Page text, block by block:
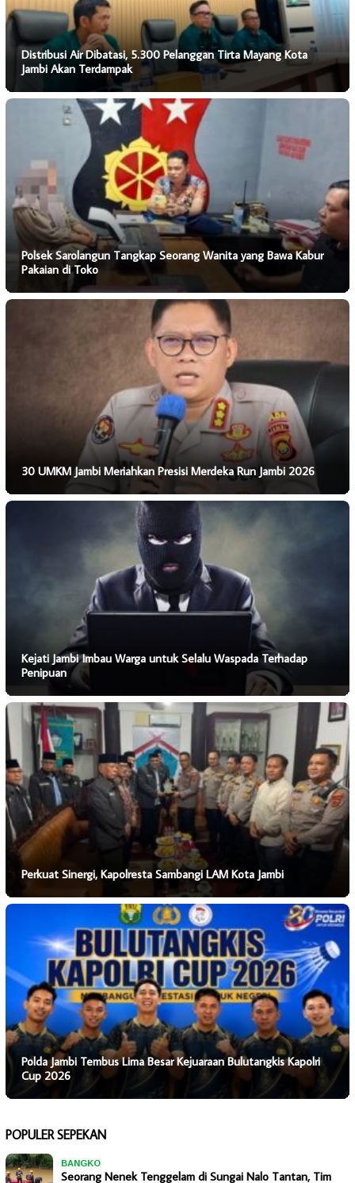
Distribusi Air Dibatasi, 5.300 Pelanggan Tirta Mayang Kota
Jambi Akan Terdampak
Polsek Sarolangun Tangkap Seorang Wanita yang Bawa Kabur
Pakaian di Toko
30 UMKM Jambi Meriahkan Presisi Merdeka Run Jambi 2026
Kejati Jambi Imbau Warga untuk Selalu Waspada Terhadap
Penipuan
Perkuat Sinergi, Kapolresta Sambangi LAM Kota Jambi
Polda Jambi Tembus Lima Besar Kejuaraan Bulutangkis Kapolri
Cup 2026
POPULER SEPEKAN
BANGKO
Seorang Nenek Tenggelam di Sungai Nalo Tantan, Tim